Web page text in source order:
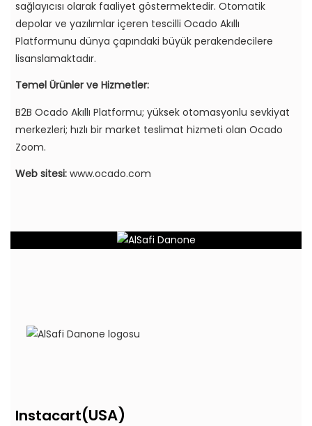
sağlayıcısı olarak faaliyet göstermektedir. Otomatik
depolar ve yazılımlar içeren tescilli Ocado Akıllı
Platformunu dünya çapındaki büyük perakendecilere
lisanslamaktadır.
Temel Ürünler ve Hizmetler:
B2B Ocado Akıllı Platformu; yüksek otomasyonlu sevkiyat
merkezleri; hızlı bir market teslimat hizmeti olan Ocado
Zoom.
Web sitesi: www.ocado.com
Instacart(USA)